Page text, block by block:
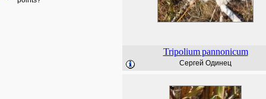
Tripolium pannonicum
Сергей Одинец